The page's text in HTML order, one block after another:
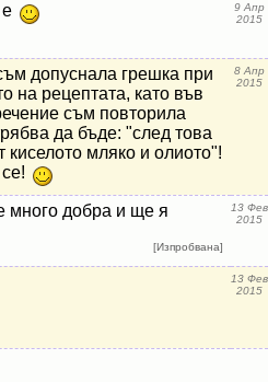
9 Апр
2015
допуснала грешка при
на рецептата, като във
съм повторила
да бъде: "след това
киселото мляко и олиото"!
8 Апр
2015
много добра и ще я
[Изпробвана]
13 Фев
2015
13 Фев
2015